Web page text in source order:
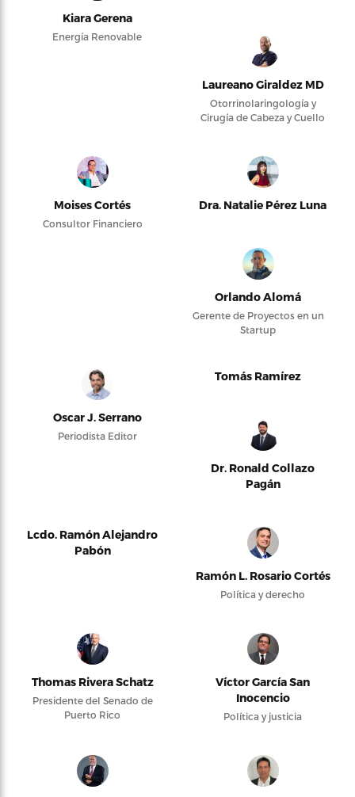
Kiara Gerena
Energía Renovable
Laureano Giraldez MD
Otorrinolaringología y
Cirugía de Cabeza y Cuello
Moises Cortés
Consultor Financiero
Dra. Natalie Pérez Luna
Orlando Alomá
Gerente de Proyectos en un
Startup
Oscar J. Serrano
Periodista Editor
Tomás Ramírez
Dr. Ronald Collazo
Pagán
Lcdo. Ramón Alejandro
Pabón
Ramón L. Rosario Cortés
Política y derecho
Thomas Rivera Schatz
Presidente del Senado de
Puerto Rico
Víctor García San
Inocencio
Política y justicia